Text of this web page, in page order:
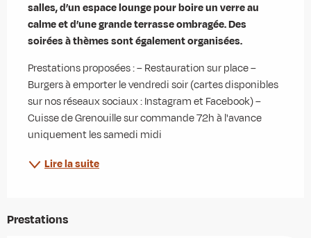
salles, d’un espace lounge pour boire un verre au
calme et d’une grande terrasse ombragée. Des
soirées à thèmes sont également organisées.
Prestations proposées : – Restauration sur place –
Burgers à emporter le vendredi soir (cartes disponibles
sur nos réseaux sociaux : Instagram et Facebook) –
Cuisse de Grenouille sur commande 72h à l'avance
uniquement les samedi midi
Lire la suite
Prestations